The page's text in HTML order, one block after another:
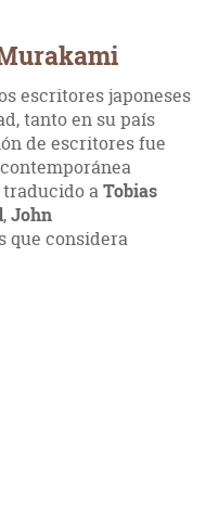
escritores japoneses
tanto en su país
de escritores fue
aTobias
,John
que considera